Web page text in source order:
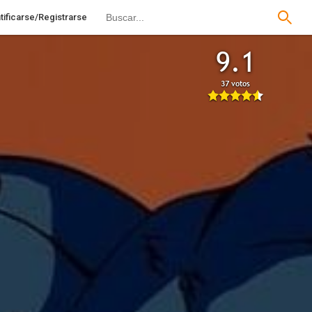
Registrarse
9.1
37 votos